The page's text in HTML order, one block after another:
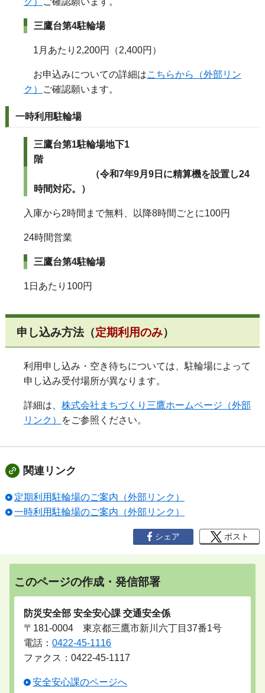
三鷹台第4駐輪場
1月あたり2,200円（2,400円）
お申込みについての詳細はこちらから（外部リン
ク）
ご確認願います。
一時利用駐輪場
三鷹台第1駐輪場地下1
階
（令和7年9月9日に精算機を設置し24
時間対応。）
入庫から2時間まで無料、以降8時間ごとに100円
24時間営業
三鷹台第4駐輪場
1日あたり100円
申し込み方法（定期利用のみ）
利用申し込み・空き待ちについては、駐輪場によって
申し込み受付場所が異なります。
詳細は、 株式会社まちづくり三鷹ホームページ（外部
リンク）
をご参照ください。
関連リンク
定期利用駐輪場のご案内（外部リンク）
一時利用駐輪場のご案内（外部リンク）
シェア ポスト
このページの作成・発信部署
防災安全部 安全安心課 交通安全係
〒181-0004 東京都三鷹市新川六丁目37番1号
電話：0422-45-1116
ファクス：0422-45-1117
安全安心課のページへ